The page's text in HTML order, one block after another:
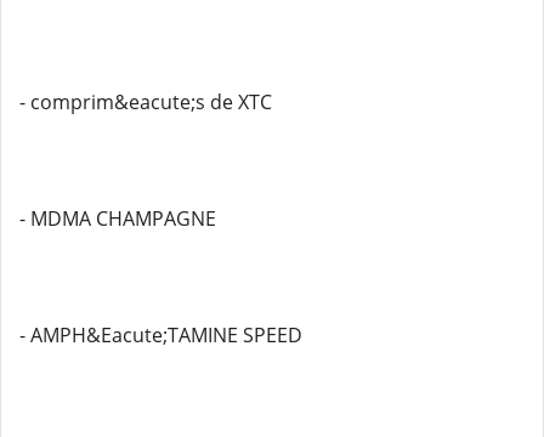
- comprim&eacute;s de XTC
- MDMA CHAMPAGNE
- AMPH&Eacute;TAMINE SPEED